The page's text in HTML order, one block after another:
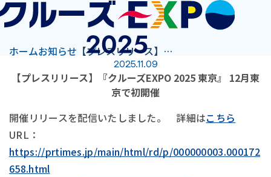
ホームお知らせ 【プレスリリース】『クルーズEXPO 2025 東京』 12月東京で初開催
2025.11.09
【プレスリリース】『クルーズEXPO 2025 東京』 12月東
京で初開催
開催リリースを配信いたしました。 詳細はこちら
URL：
https://prtimes.jp/main/html/rd/p/000000003.000172
658.html